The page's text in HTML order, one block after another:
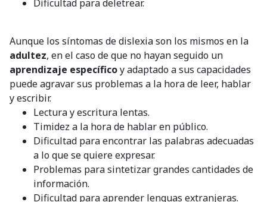
Dificultad para deletrear.
Aunque los síntomas de dislexia son los mismos en la
adultez, en el caso de que no hayan seguido un
aprendizaje específicoy adaptado a sus capacidades
puede agravar sus problemas a la hora de leer, hablar
y escribir.
Lectura y escritura lentas.
Timidez a la hora de hablar en público.
Dificultad para encontrar las palabras adecuadas
a lo que se quiere expresar.
Problemas para sintetizar grandes cantidades de
información.
Dificultad para aprender lenguas extranjeras.